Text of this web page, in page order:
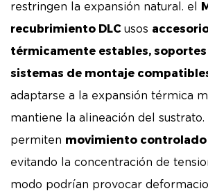
restringen la expansión natural. el
recubrimiento DLC usos
térmicamente estables,
sistemas de montaje
adaptarse a la expansión térmica
mantiene la alineación del sustrato.
permiten movimiento
evitando la concentración de
modo podrían provocar